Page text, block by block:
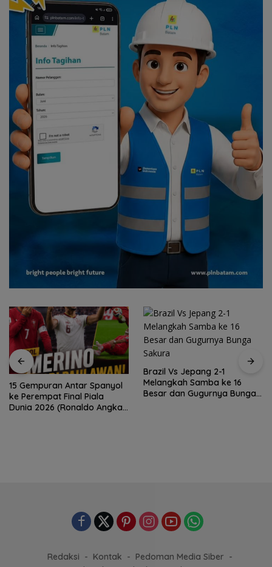
15 Gempuran Antar Spanyol
ke Perempat Final Piala
Dunia 2026 (Ronaldo Angkat
Brazil Vs Jepang 2-1
Melangkah Samba ke 16
Besar dan Gugurnya Bunga
Redaksi Kontak
Pedoman Media Siber